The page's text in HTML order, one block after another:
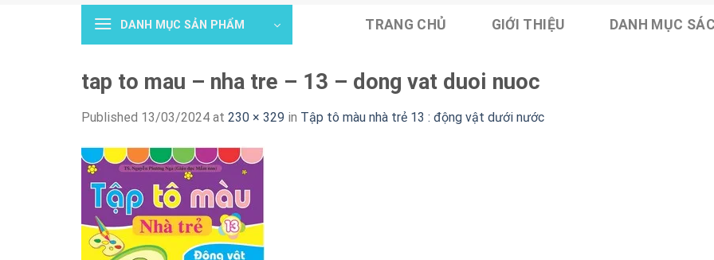
DANH MỤC SẢN PHẨM TRANG CHỦ GIỚI THIỆU DANH MỤC
tap to mau – nha tre – 13 – dong vat duoi nuoc
Published 13/03/2024 at 230 × 329 in Tập tô màu nhà trẻ 13 : động vật dưới nước